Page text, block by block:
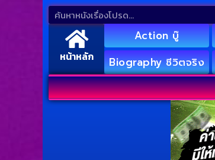
หน้าหลัก
Action บู๊
Biography ชีวิตจริง